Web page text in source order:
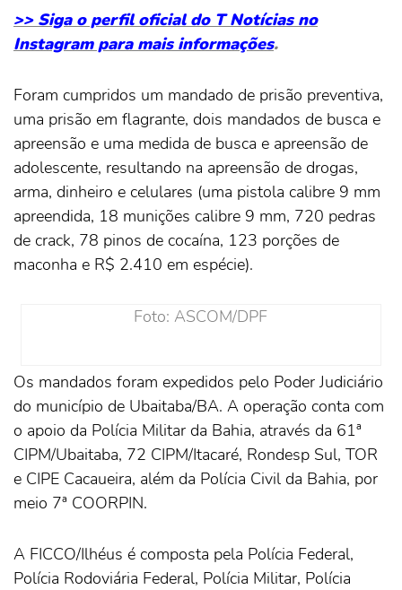
>> Siga o perfil oficial do T Notícias no
Instagram para mais informações.
Foram cumpridos um mandado de prisão preventiva,
uma prisão em flagrante, dois mandados de busca e
apreensão e uma medida de busca e apreensão de
adolescente, resultando na apreensão de drogas,
arma, dinheiro e celulares (uma pistola calibre 9 mm
apreendida, 18 munições calibre 9 mm, 720 pedras
de crack, 78 pinos de cocaína, 123 porções de
maconha e R$ 2.410 em espécie).
Foto: ASCOM/DPF
Os mandados foram expedidos pelo Poder Judiciário
do município de Ubaitaba/BA. A operação conta com
o apoio da Polícia Militar da Bahia, através da 61ª
CIPM/Ubaitaba, 72 CIPM/Itacaré, Rondesp Sul, TOR
e CIPE Cacaueira, além da Polícia Civil da Bahia, por
meio 7ª COORPIN.
A FICCO/Ilhéus é composta pela Polícia Federal,
Polícia Rodoviária Federal, Polícia Militar, Polícia